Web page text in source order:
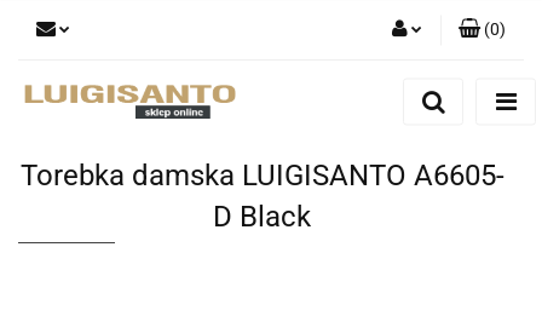
Dodaj zgłoszenie
(0)
Torebka damska LUIGISANTO A6605-
D Black